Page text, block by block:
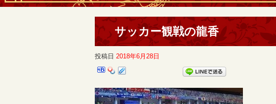
サッカー観戦の龍香
投稿日 2018年6月28日